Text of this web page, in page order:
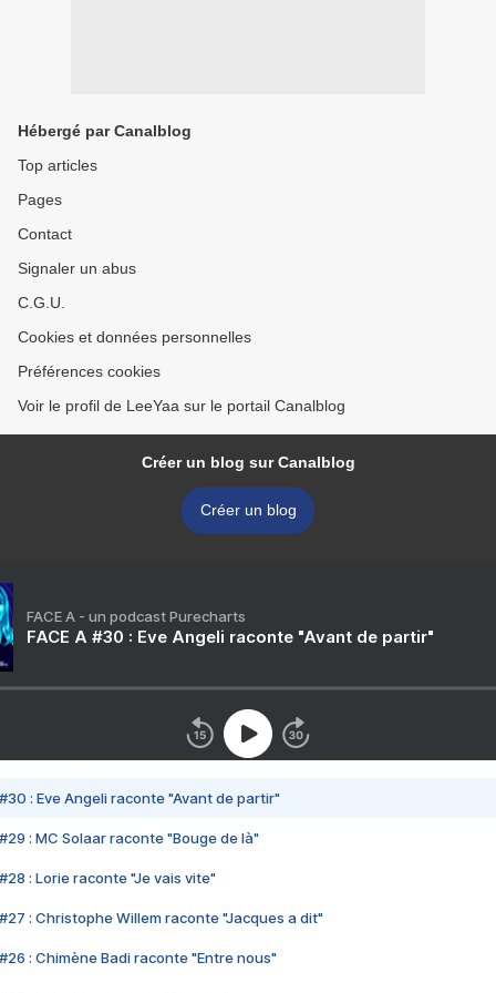
Hébergé par Canalblog
Top articles
Pages
Contact
Signaler un abus
C.G.U.
Cookies et données personnelles
Préférences cookies
Voir le profil de LeeYaa sur le portail Canalblog
Créer un blog sur Canalblog
Créer un blog
FACE A - un podcast Purecharts
FACE A #30 : Eve Angeli raconte "Avant de partir"
#30 : Eve Angeli raconte "Avant de partir"
#29 : MC Solaar raconte "Bouge de là"
#28 : Lorie raconte "Je vais vite"
#27 : Christophe Willem raconte "Jacques a dit"
#26 : Chimène Badi raconte "Entre nous"